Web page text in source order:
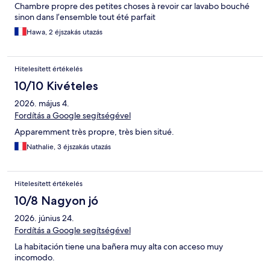
Chambre propre des petites choses à revoir car lavabo bouché
sinon dans l’ensemble tout été parfait
Hawa, 2 éjszakás utazás
Hitelesített értékelés
10/10 Kivételes
2026. május 4.
Fordítás a Google segítségével
Apparemment très propre, très bien situé.
Nathalie, 3 éjszakás utazás
Hitelesített értékelés
10/8 Nagyon jó
2026. június 24.
Fordítás a Google segítségével
La habitación tiene una bañera muy alta con acceso muy
incomodo.